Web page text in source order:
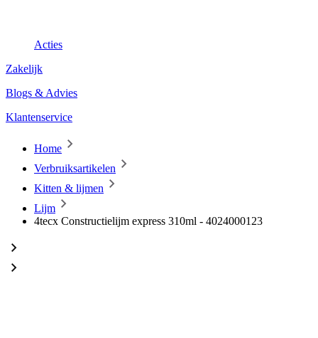
Acties
Zakelijk
Blogs & Advies
Klantenservice
Home
Verbruiksartikelen
Kitten & lijmen
Lijm
4tecx Constructielijm express 310ml - 4024000123